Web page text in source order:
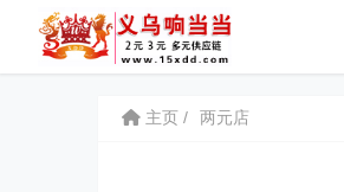
主页 两元店